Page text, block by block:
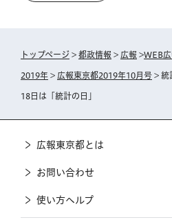
トップページ > 都政情報 > 広報 >WEB
2019年 > 広報東京都2019年10月号 > 統
18日は「統計の日」
広報東京都とは
お問い合わせ
使い方ヘルプ